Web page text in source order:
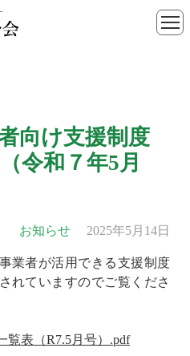
向け支援制度
令和７年5月
お知らせ 2025年5月14日
業者が活用できる支援制度
れていますのでご覧くださ
覧表（R7.5月号）.pdf